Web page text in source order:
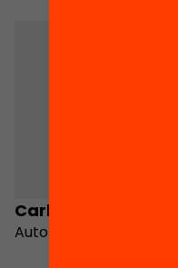
Carles Benito Porcel
Autor